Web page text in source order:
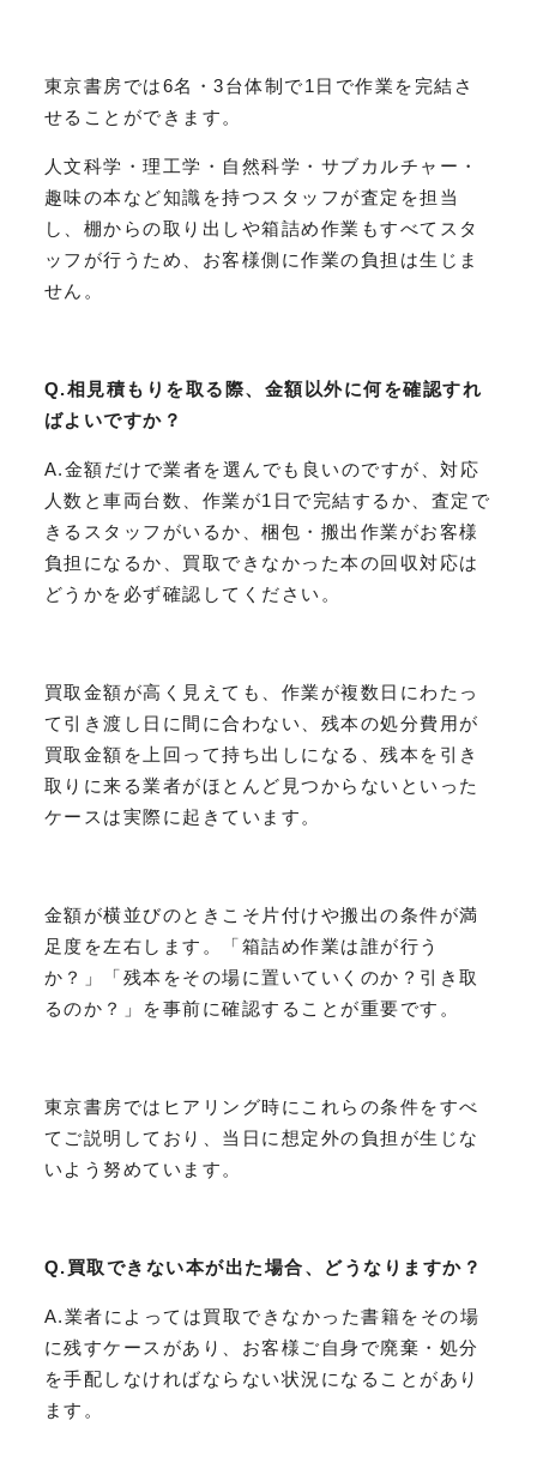
東京書房では6名・3台体制で1日で作業を完結さ
せることができます。
人文科学・理工学・自然科学・サブカルチャー・
趣味の本など知識を持つスタッフが査定を担当
し、棚からの取り出しや箱詰め作業もすべてスタ
ッフが行うため、お客様側に作業の負担は生じま
せん。
Q.相見積もりを取る際、金額以外に何を確認すれ
ばよいですか？
A.金額だけで業者を選んでも良いのですが、対応
人数と車両台数、作業が1日で完結するか、査定で
きるスタッフがいるか、梱包・搬出作業がお客様
負担になるか、買取できなかった本の回収対応は
どうかを必ず確認してください。
買取金額が高く見えても、作業が複数日にわたっ
て引き渡し日に間に合わない、残本の処分費用が
買取金額を上回って持ち出しになる、残本を引き
取りに来る業者がほとんど見つからないといった
ケースは実際に起きています。
金額が横並びのときこそ片付けや搬出の条件が満
足度を左右します。「箱詰め作業は誰が行う
か？」「残本をその場に置いていくのか？引き取
るのか？」を事前に確認することが重要です。
東京書房ではヒアリング時にこれらの条件をすべ
てご説明しており、当日に想定外の負担が生じな
いよう努めています。
Q.買取できない本が出た場合、どうなりますか？
A.業者によっては買取できなかった書籍をその場
に残すケースがあり、お客様ご自身で廃棄・処分
を手配しなければならない状況になることがあり
ます。